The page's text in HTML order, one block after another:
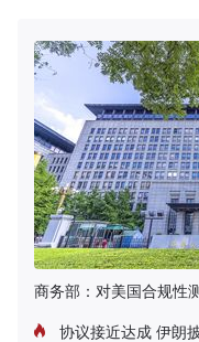
商务部：对美国合规性
协议接近达成 伊朗